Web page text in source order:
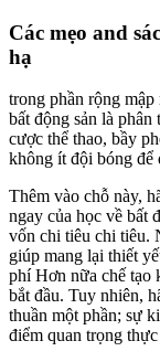
Các mẹo and
hạ
trong phần rộng
bất động sản là
cược thể thao, bầy
không ít đội bóng để
Thêm vào chỗ này,
ngay của học về bất
vốn chi tiêu chi tiêu.
giúp mang lại thiết
phí Hơn nữa chế tạo
bắt đầu. Tuy nhiên,
thuần một phần; sự
điểm quan trọng thực